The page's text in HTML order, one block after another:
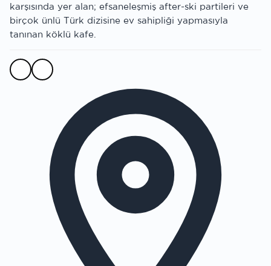
karşısında yer alan; efsaneleşmiş after-ski partileri ve
birçok ünlü Türk dizisine ev sahipliği yapmasıyla
tanınan köklü kafe.